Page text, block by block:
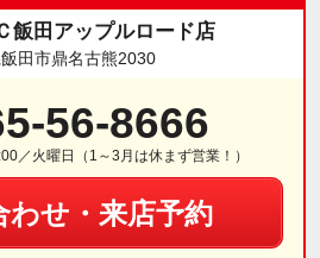
飯田アップルロード店
田市鼎名古熊2030
56-8666
／火曜日（1～3月は休まず営業！）
わせ・来店予約